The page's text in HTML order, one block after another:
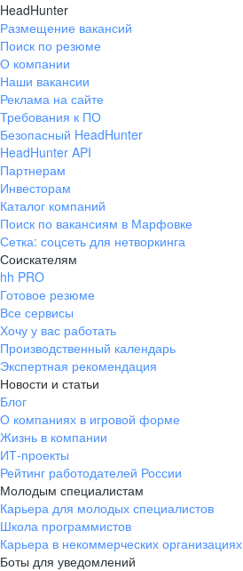
HeadHunter
Размещение вакансий
Поиск по резюме
О компании
Наши вакансии
Реклама на сайте
Требования к ПО
Безопасный HeadHunter
HeadHunter API
Партнерам
Инвесторам
Каталог компаний
Поиск по вакансиям в Марфовке
Сетка: соцсеть для нетворкинга
Соискателям
hh PRO
Готовое резюме
Все сервисы
Хочу у вас работать
Производственный календарь
Экспертная рекомендация
Новости и статьи
Блог
О компаниях в игровой форме
Жизнь в компании
ИТ-проекты
Рейтинг работодателей России
Молодым специалистам
Карьера для молодых специалистов
Школа программистов
Карьера в некоммерческих организациях
Боты для уведомлений